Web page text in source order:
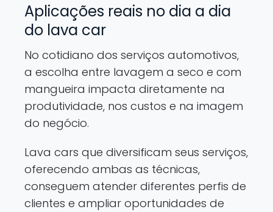
Aplicações reais no dia a dia
do lava car
No cotidiano dos serviços automotivos,
a escolha entre lavagem a seco e com
mangueira impacta diretamente na
produtividade, nos custos e na imagem
do negócio.
Lava cars que diversificam seus serviços,
oferecendo ambas as técnicas,
conseguem atender diferentes perfis de
clientes e ampliar oportunidades de